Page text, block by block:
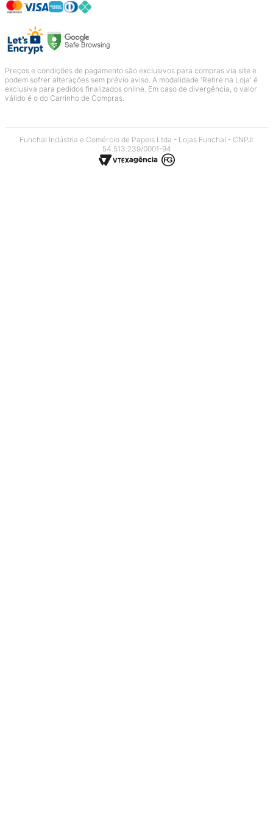
Preços e condições de pagamento são exclusivos para compras via site e
podem sofrer alterações sem prévio aviso. A modalidade 'Retire na Loja' é
exclusiva para pedidos finalizados online. Em caso de divergência, o valor
válido é o do Carrinho de Compras.
Funchal Indústria e Comércio de Papeis Ltda - Lojas Funchal - CNPJ:
54.513.239/0001-94